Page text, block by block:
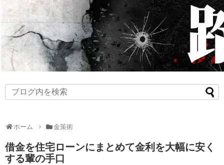
ホーム 金策術
借金を住宅ローンにまとめて金利を大幅に安く
する輩の手口